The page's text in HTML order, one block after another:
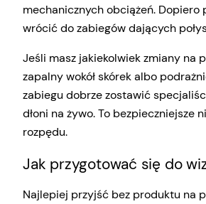
mechanicznych obciążeń. Dopiero
wrócić do zabiegów dających
Jeśli masz jakiekolwiek zmiany na
zapalny wokół skórek albo
zabiegu dobrze zostawić
dłoni na żywo. To bezpieczniejsze
rozpędu.
Jak przygotować się do
Najlepiej przyjść bez produktu na